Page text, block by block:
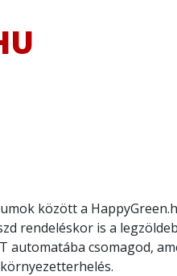
között a
rendeléskor is a
automatába csomagod,